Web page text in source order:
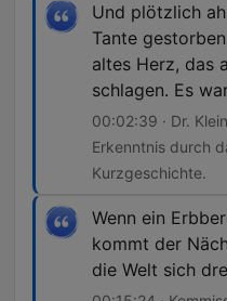
Und plötzlich
Tante
altes Herz, das
schlagen. Es
00:02:39 · Dr.
Erkenntnis durch
Kurzgeschichte.
Wenn ein
kommt der
die Welt sich